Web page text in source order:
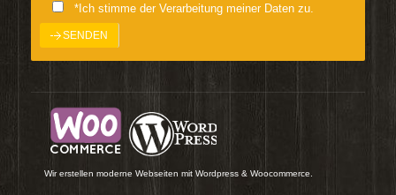
*Ich stimme der Verarbeitung meiner Daten zu.
Wir erstellen moderne Webseiten mit Wordpress & Woocommerce.